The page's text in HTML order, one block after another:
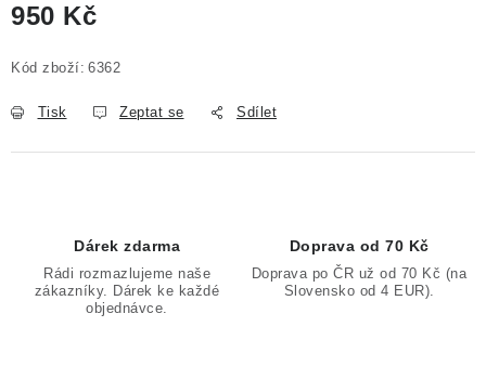
950 Kč
Kód zboží: 6362
Tisk Zeptat se Sdílet
Dárek zdarma
Rádi rozmazlujeme naše
zákazníky. Dárek ke každé
objednávce.
Doprava od 70 Kč
Doprava po ČR už od 70 Kč (na
Slovensko od 4 EUR).